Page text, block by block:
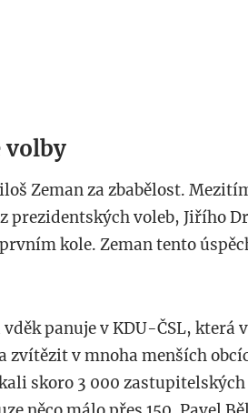
volby
Zeman za zbabělost.
prezidentských voleb, Jiřího
kole. Zeman tento
panuje v KDU-ČSL, která
zvítězit v mnoha menších
skoro 3 000